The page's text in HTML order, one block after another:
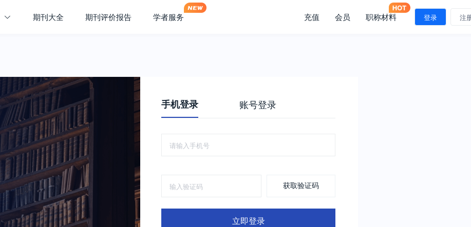
期刊大全 期刊评价报告 学者服务 充值 会员 职称材料 登录 注
手机登录 账号登录
获取验证码
立即登录